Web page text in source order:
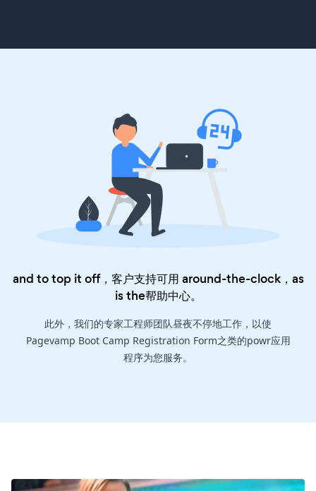
and to top it off，客户支持可用 around-the-clock，as
is the帮助中心。
此外，我们的专家工程师团队昼夜不停地工作，以使
Pagevamp Boot Camp Registration Form之类的powr应用
程序为您服务。